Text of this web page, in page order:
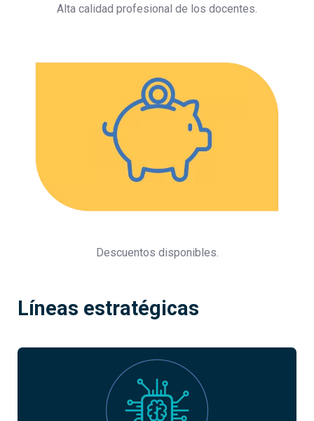
Alta calidad profesional de los docentes.
Descuentos disponibles.
Líneas estratégicas